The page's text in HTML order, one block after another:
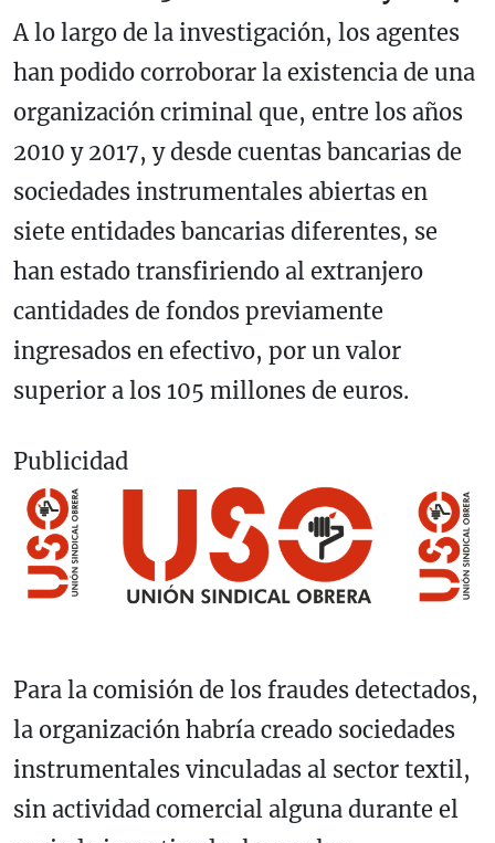
A lo largo de la investigación, los agentes
han podido corroborar la existencia de una
organización criminal que, entre los años
2010 y 2017, y desde cuentas bancarias de
sociedades instrumentales abiertas en
siete entidades bancarias diferentes, se
han estado transfiriendo al extranjero
cantidades de fondos previamente
ingresados en efectivo, por un valor
superior a los 105 millones de euros.
Publicidad
Para la comisión de los fraudes detectados,
la organización habría creado sociedades
instrumentales vinculadas al sector textil,
sin actividad comercial alguna durante el